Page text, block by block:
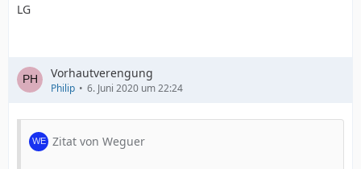
LG
Vorhautverengung
Philip 6. Juni 2020 um 22:24
Zitat von Weguer